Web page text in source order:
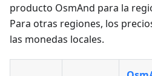
producto OsmAnd para la
Para otras regiones, los
las monedas locales.